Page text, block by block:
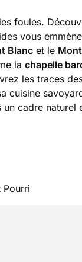
foules.
vous
Blanc et le
la chapelle
les traces
cuisine
cadre naturel
Pourri